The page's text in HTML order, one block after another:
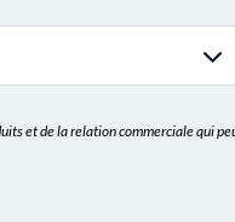
et de la relation commerciale qui